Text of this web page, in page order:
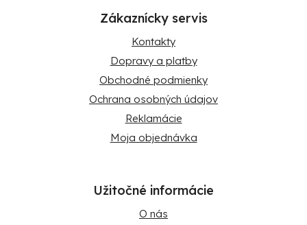
Zákaznícky servis
Kontakty
Dopravy a platby
Obchodné podmienky
Ochrana osobných údajov
Reklamácie
Moja objednávka
Užitočné informácie
O nás